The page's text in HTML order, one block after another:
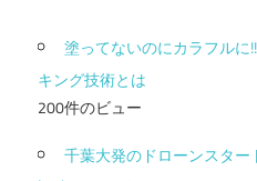
塗ってないのにカラフル
キング技術とは
200件のビュー
千葉大発のドローンスター